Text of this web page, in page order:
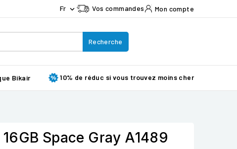
Fr  Vos commandes Mon compte
Recherche
Bikair 10% de réduc si vous trouvez moins cher
Space Gray A1489